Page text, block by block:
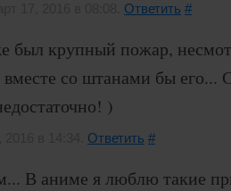
Ответить #
был крупный пожар,
со штанами бы его...
)
Ответить #
В аниме я люблю такие